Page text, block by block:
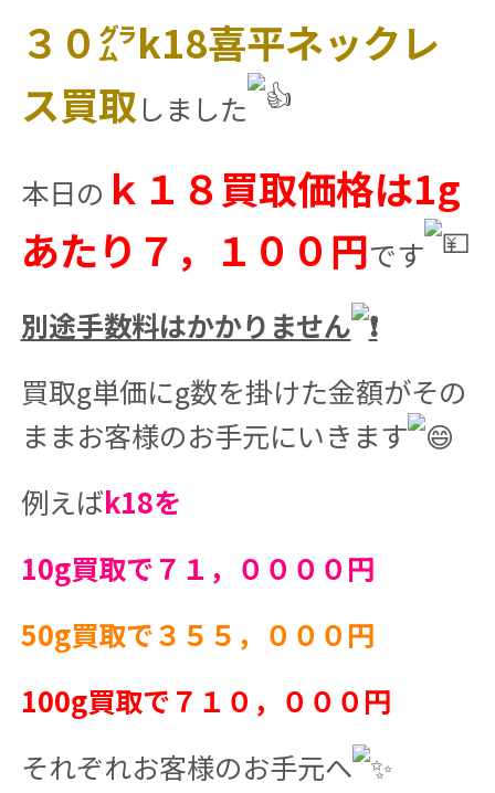
３０㌘k18喜平ネックレ
ス買取しました
本日の ｋ１８買取価格は1g
あたり７，１００円です
別途手数料はかかりません
買取g単価にg数を掛けた金額がその
ままお客様のお手元にいきます
例えばk18を
10g買取で７１，００００円
50g買取で３５５，０００円
100g買取で７１０，０００円
それぞれお客様のお手元へ